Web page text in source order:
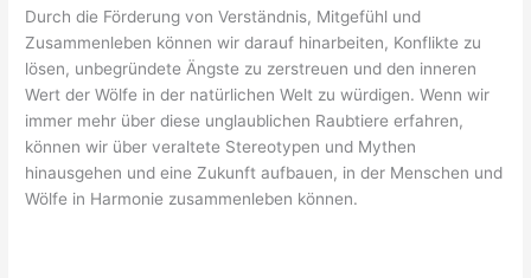
Durch die Förderung von Verständnis, Mitgefühl und
Zusammenleben können wir darauf hinarbeiten, Konflikte zu
lösen, unbegründete Ängste zu zerstreuen und den inneren
Wert der Wölfe in der natürlichen Welt zu würdigen. Wenn wir
immer mehr über diese unglaublichen Raubtiere erfahren,
können wir über veraltete Stereotypen und Mythen
hinausgehen und eine Zukunft aufbauen, in der Menschen und
Wölfe in Harmonie zusammenleben können.